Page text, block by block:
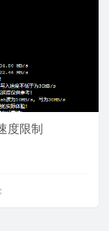
度限制